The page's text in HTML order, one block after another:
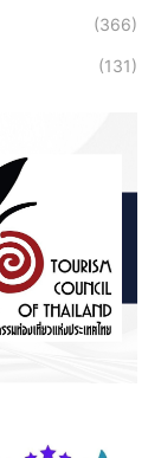
(366)
(131)